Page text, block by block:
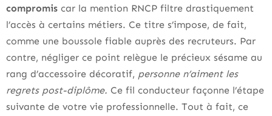
compromis car la mention RNCP filtre drastiquement
l’accès à certains métiers. Ce titre s’impose, de fait,
comme une boussole fiable auprès des recruteurs. Par
contre, négliger ce point relègue le précieux sésame au
rang d’accessoire décoratif, personne n’aiment les
regrets post-diplôme. Ce fil conducteur façonne l’étape
suivante de votre vie professionnelle. Tout à fait, ce